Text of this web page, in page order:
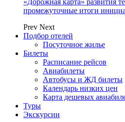
«Дорожная карта» развития
промежуточные итоги
Prev Next
Подбор отелей
Посуточное жилье
Билеты
Расписание рейсов
Авиабилеты
Автобусы и ЖД билеты
Календарь низких цен
Карта дешевых
Туры
Экскурсии